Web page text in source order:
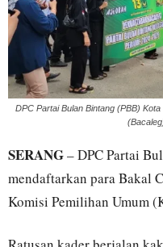
DPC Partai Bulan Bintang (PBB)
SERANG– DPC Partai
mendaftarkan para Bakal
Komisi Pemilihan Umum